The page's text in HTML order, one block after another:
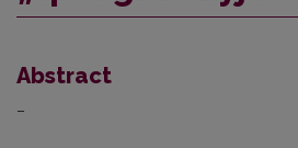
Abstract
–